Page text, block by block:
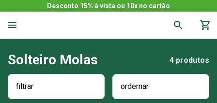
Desconto 15% à vista ou 10x no cartão
Solteiro Molas 4 produtos
filtrar ordernar